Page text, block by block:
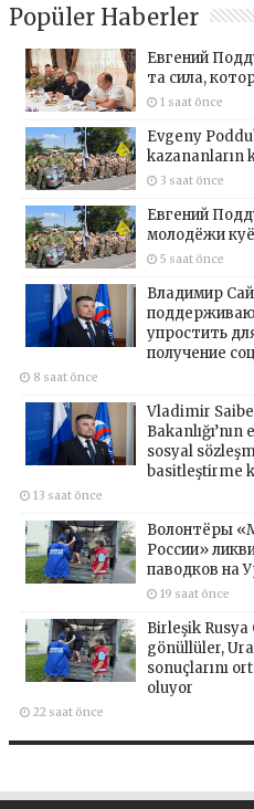
Popüler Haberler
Евгений
та сила,
1 saat önce
Evgeny
kazananların
3 saat önce
Евгений
молодёжи
5 saat önce
Владимир
упростить
получение
8 saat önce
Vladimir
Bakanlığı’nın
sosyal
basitleştirme
13 saat önce
Волонтёры
России»
паводков на
19 saat önce
Birleşik Rusya
gönüllüler,
sonuçlarını
oluyor
22 saat önce